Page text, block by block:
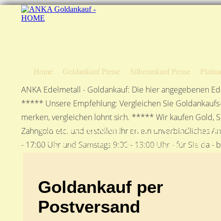
Home Goldankauf Preise Silberankauf Preise
ANKA Edelmetall - Goldankauf: Die hier angegebenen
***** Unsere Empfehlung: Vergleichen Sie
merken, vergleichen lohnt sich. ***** Wir kaufen Gold,
Zahngold etc. und erstellen Ihnen ein unverbindliches
- 17:00 Uhr und Samstags 9:00 - 13:00 Uhr - für Sie
Goldankauf per
ANKA Edelmetallhandelsgesellschaft mbH
Goldankauf per
Postversand